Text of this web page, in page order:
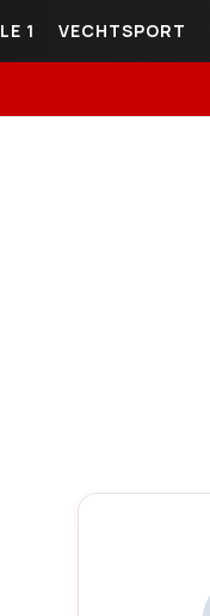
1 VECHTSPORT